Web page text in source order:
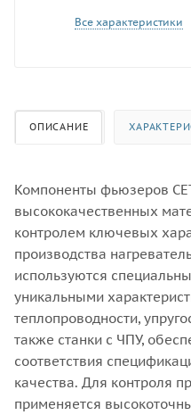
Все характеристики
ОПИСАНИЕ
Компоненты фьюзеров
высококачественных
контролем ключевых
производства
используются
уникальными
теплопроводности,
также станки с ЧПУ,
соответствия
качества. Для контроля
применяется